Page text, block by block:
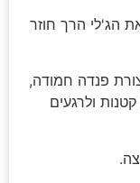
הג'לי הרך חוזר
פנדה חמודה,
ולרגעים